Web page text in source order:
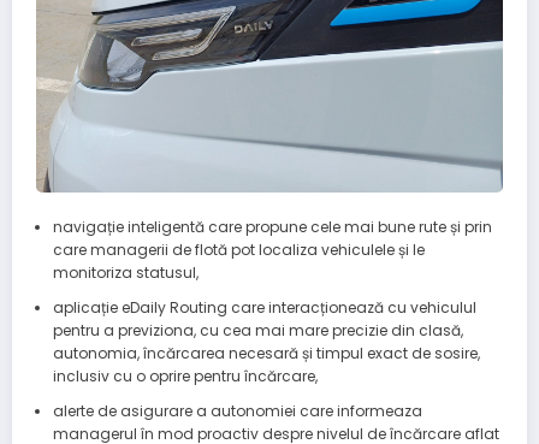
navigație inteligentă care propune cele mai bune rute și prin
care managerii de flotă pot localiza vehiculele și le
monitoriza statusul,
aplicație eDaily Routing care interacționează cu vehiculul
pentru a previziona, cu cea mai mare precizie din clasă,
autonomia, încărcarea necesară și timpul exact de sosire,
inclusiv cu o oprire pentru încărcare,
alerte de asigurare a autonomiei care informeaza
managerul în mod proactiv despre nivelul de încărcare aflat